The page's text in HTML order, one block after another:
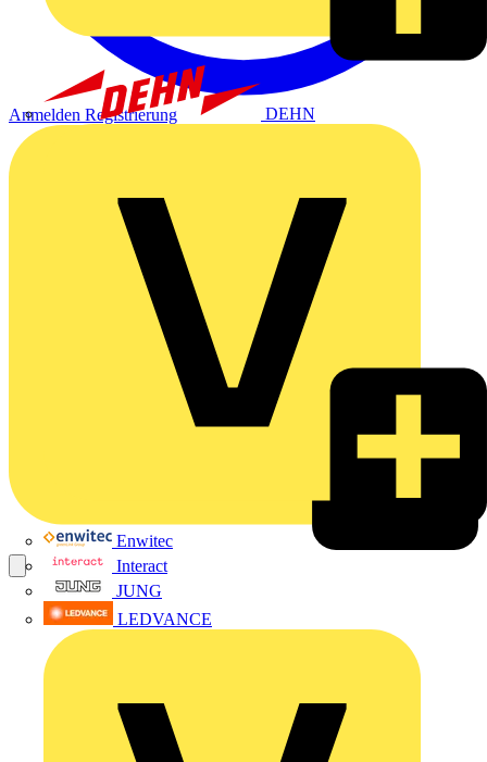
DEHN
Enwitec
Interact
JUNG
LEDVANCE
Anmelden Registrierung